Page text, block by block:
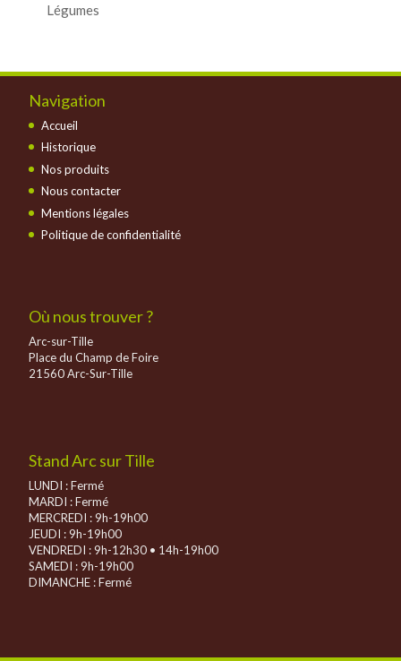
Légumes
Navigation
Accueil
Historique
Nos produits
Nous contacter
Mentions légales
Politique de confidentialité
Où nous trouver ?
Arc-sur-Tille
Place du Champ de Foire
21560 Arc-Sur-Tille
Stand Arc sur Tille
LUNDI : Fermé
MARDI : Fermé
MERCREDI : 9h-19h00
JEUDI : 9h-19h00
VENDREDI : 9h-12h30 • 14h-19h00
SAMEDI : 9h-19h00
DIMANCHE :Fermé